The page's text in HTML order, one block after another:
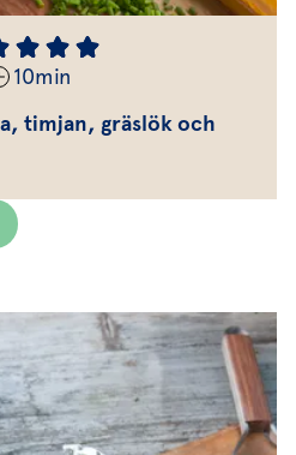
10min
timjan, gräslök och